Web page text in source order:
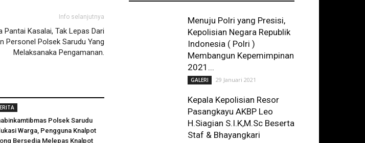
Info selanjutnya
Pantai Kasalai, Tak Lepas Dari
Personel Polsek Sarudu Yang
Melaksanaka Pengamanan.
Polsek Sarudu
Warga, Pengguna Knalpot
Bersedia Melepas Knalpot
Menuju Polri yang Presisi,
Kepolisian Negara Republik
Indonesia ( Polri )
Membangun Kepemimpinan
2021...
GALERI 29 Januari 2021
Kepala Kepolisian Resor
Pasangkayu AKBP Leo
H.Siagian S.I.K,M.Sc Beserta
Staf & Bhayangkari